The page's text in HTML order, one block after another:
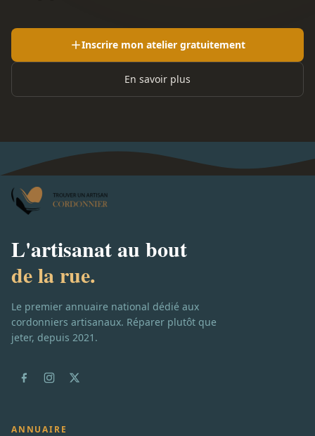
Inscrire mon atelier gratuitement
En savoir plus
L'artisanat au bout
de la rue.
Le premier annuaire national dédié aux
cordonniers artisanaux. Réparer plutôt que
jeter, depuis 2021.
ANNUAIRE